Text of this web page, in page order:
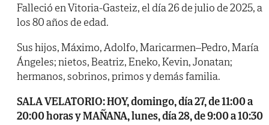
Falleció en Vitoria-Gasteiz, el día 26 de julio de 2025, a
los 80 años de edad.
Sus hijos, Máximo, Adolfo, Maricarmen–Pedro, María
Ángeles; nietos, Beatriz, Eneko, Kevin, Jonatan;
hermanos, sobrinos, primos y demás familia.
SALA VELATORIO: HOY, domingo, día 27, de 11:00 a
20:00 horas y MAÑANA, lunes, día 28, de 9:00 a 10:30